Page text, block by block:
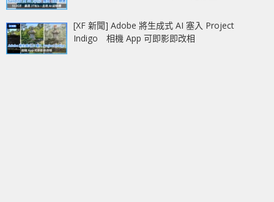
[XF 新聞] Adobe 將生成式 AI 塞入 Project
Indigo 相機 App 可即影即改相